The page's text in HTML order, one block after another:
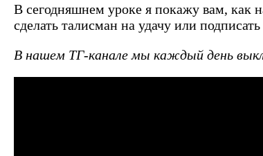
В сегодняшнем уроке я покажу вам, как
сделать талисман на удачу или
В нашем ТГ-канале мы каждый день